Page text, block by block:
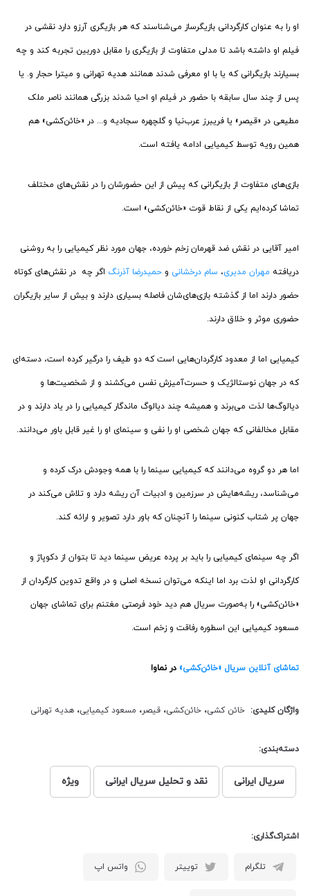
او را به عنوان کارگردانی بازیگر‌ساز می‌شناسند که هر بازیگری آرزو دارد نقشی در
فیلم او داشته باشد تا مدلی متفاوت از بازیگری را مقابل دوربین تجربه کند و چه
بسیارند بازیگرانی که یا با او معرفی شدند همانند هدیه تهرانی و میترا حجار و.‌‌ یا
پس از چند سال سابقه با حضور در فیلم او احیا شدند بزرگی همانند ناصر ملک
مطیعی در «قیصر» یا فریبرز عرب‌نیا و گلچهره سجادیه و..‌. در «خائن‌کشی» هم
همین رویه توسط کیمیایی ادامه یافته است.
بازی‌های متفاوت از بازیگرانی که پیش از این حضورشان را در نقش‌های مختلف
تماشا کرده‌ایم یکی از نقاط قوت «خائن‌کشی» است.
امیر آقایی در نقش ضد قهرمان زخم خورده، جهان مورد نظر کیمیایی را به روشنی
دریافته مهران مدیری، سام درخشانی و حمیدرضا آذرنگ اگر چه در نقش‌های کوتاه
حضور دارند اما از گذشته بازی‌های‌شان فاصله بسیاری دارند و بیش از سایر بازیگران
حضوری موثر و خلاق دارند.
کیمیایی اما از معدود کارگردان‌هایی است که دو طیف را درگیر کرده است، دسته‌ای
که در جهان نوستالژیک و حسرت‌آمیزش نفس می‌کشند و از شخصیت‌ها و
دیالوگ‌ها لذت می‌برند و همیشه چند دیالوگ ماندگار کیمیایی را در یاد دارند و در
مقابل مخالفانی که جهان شخصی او را نفی و سینمای او را غیر قابل باور می‌دانند.
اما هر دو گروه می‌دانند که کیمیایی سینما را با همه وجودش درک کرده و
می‌شناسد، ریشه‌هایش در سرزمین و ادبیات آن ریشه دارد و تلاش می‌کند در
جهان پر شتاب کنونی سینما را آنچنان که باور دارد تصویر و ارائه کند.
اگر چه سینمای کیمیایی را باید بر پرده عریض سینما دید تا بتوان از دکوپاژ و
کارگردانی او لذت برد اما اینکه می‌توان نسخه اصلی و در واقع تدوین کارگردان از
«خائن‌کشی» را به‌صورت سریال هم دید خود فرصتی مغتنم برای تماشای جهان
مسعود کیمیایی این اسطوره رفاقت و زخم است.
تماشای آنلاین سریال «خائن‌کشی» در نماوا
واژگان کلیدی: خائن کشی، خائن‌کشی، قیصر، مسعود کیمیایی، هدیه تهرانی
دسته‌بندی:
سریال ایرانی نقد و تحلیل سریال ایرانی ویژه
اشتراک‌گذاری:
تلگرام توییتر واتس اپ